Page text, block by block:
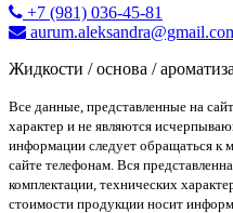
+7 (981) 036-45-81
Жидкости / основа /
Все данные, представленные на
характер и не являются
информации следует обращаться к
сайте телефонам. Вся
комплектации, технических
стоимости продукции носит